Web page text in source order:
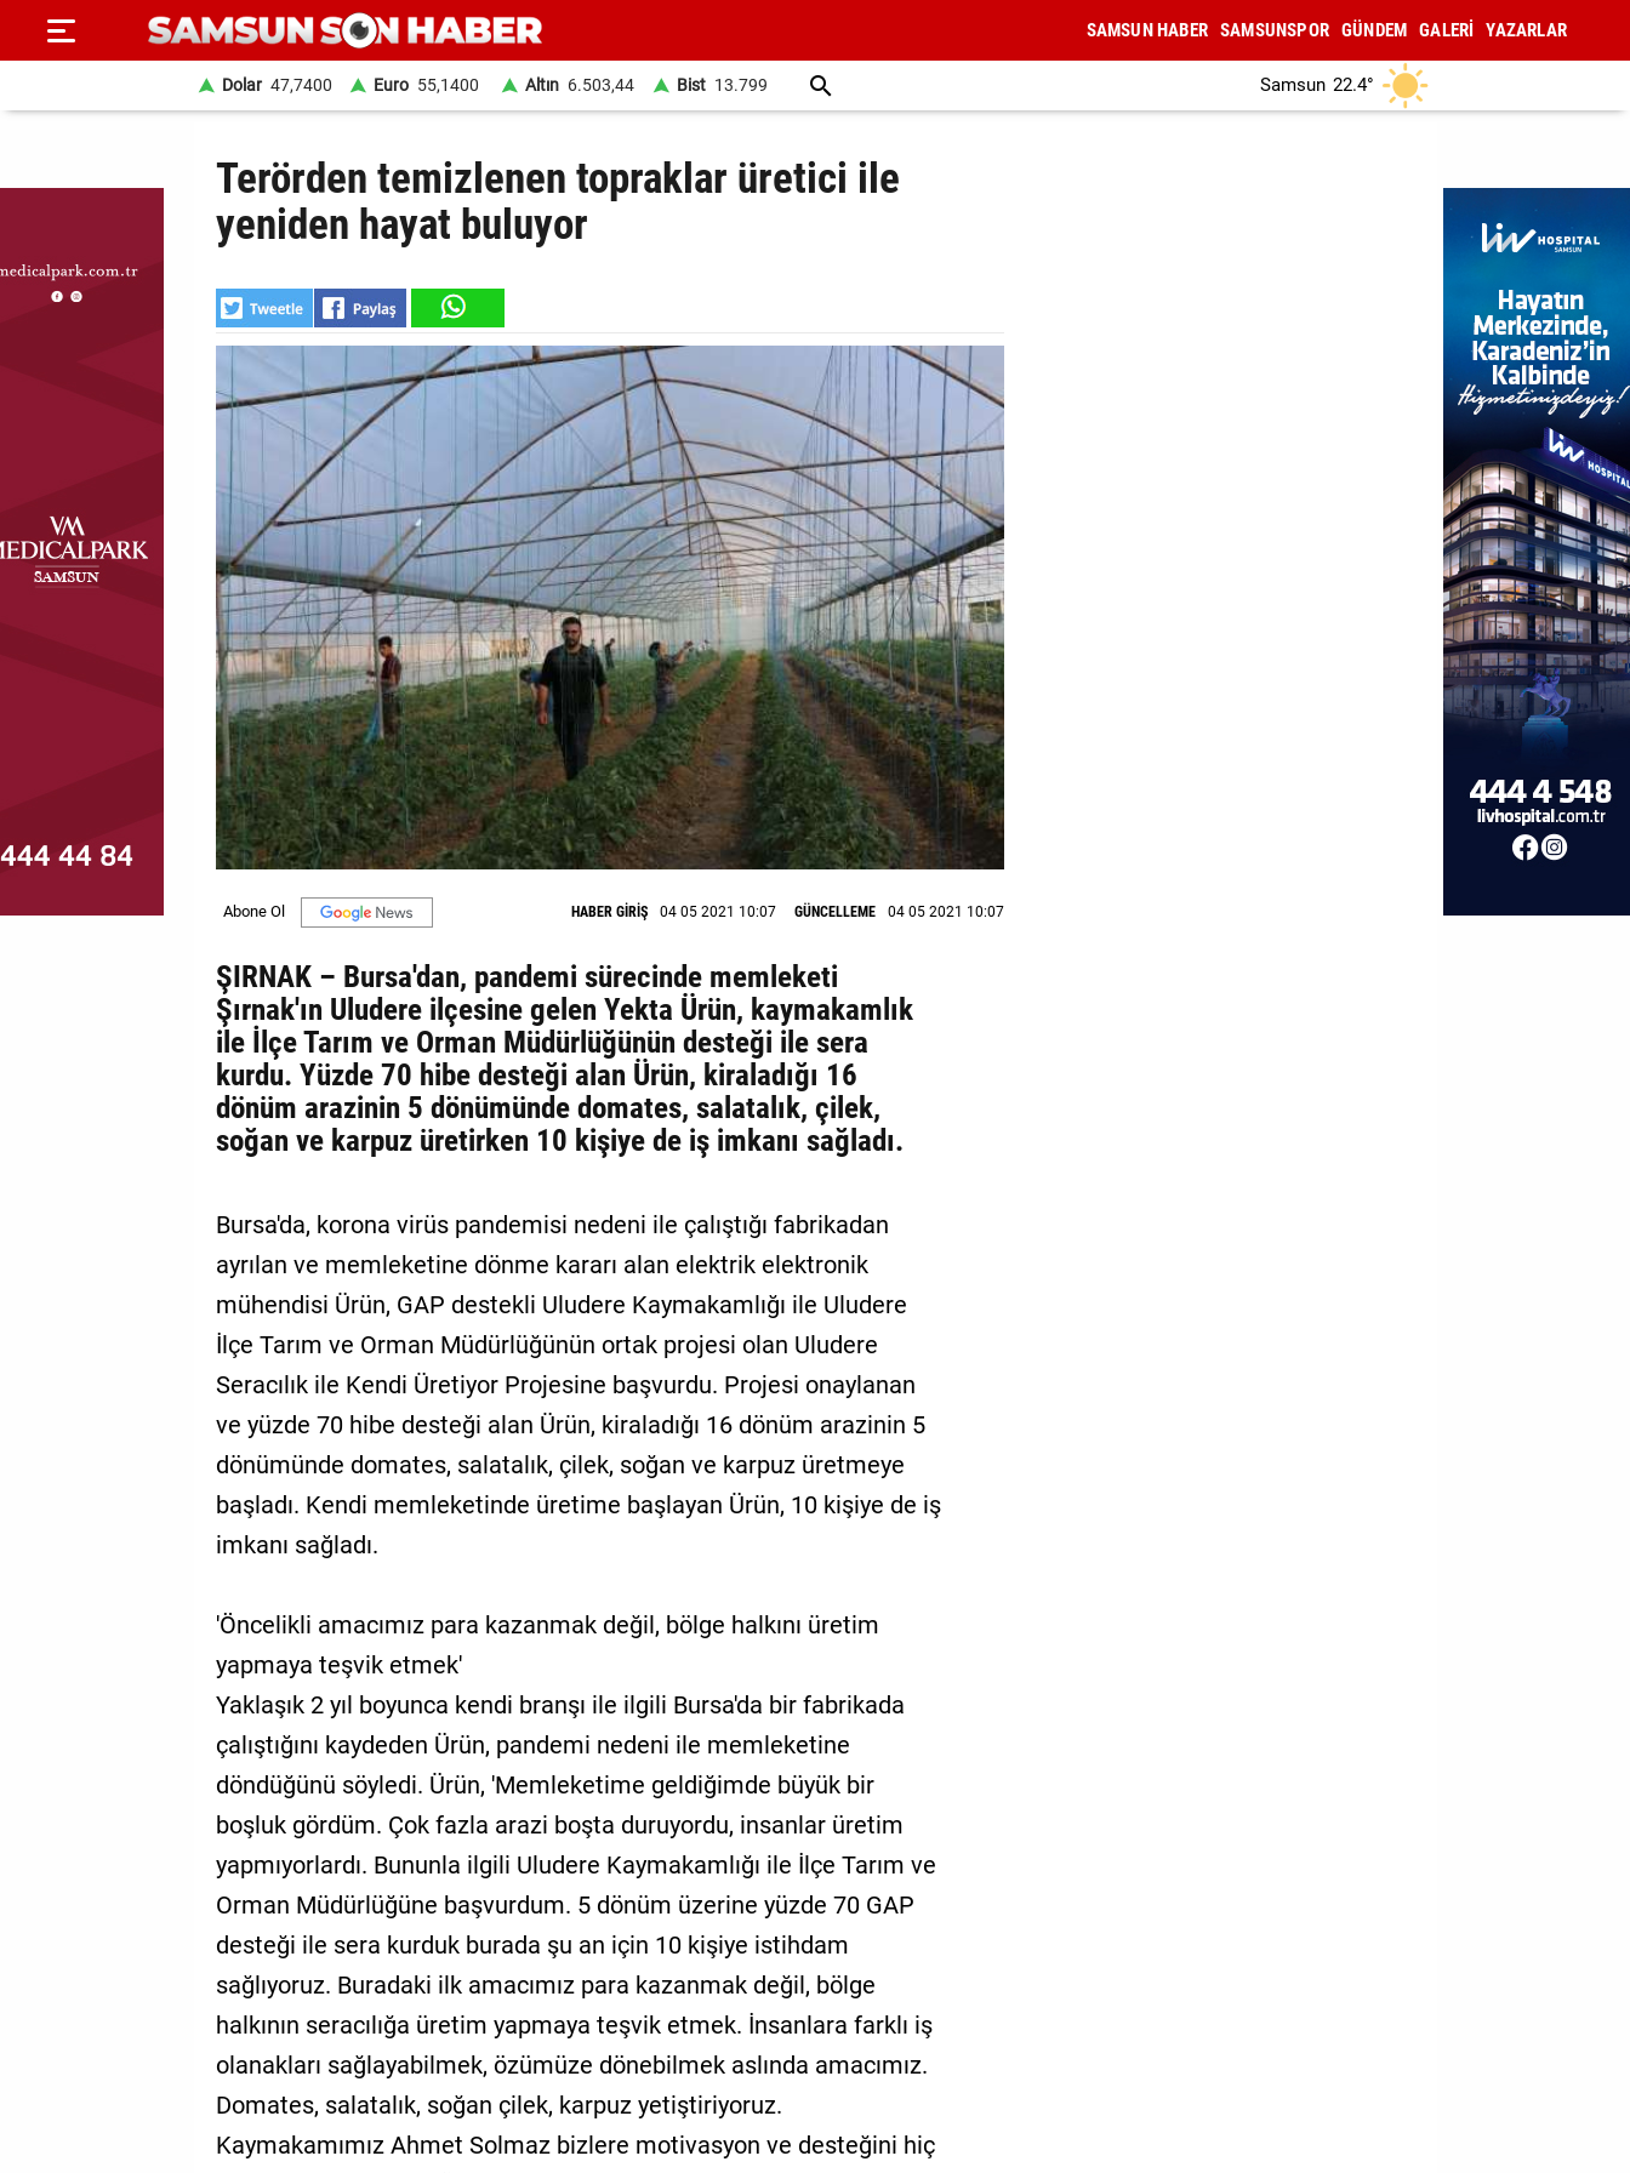
SAYFA
HABER
DÜNYA
MAGAZİN
Künye
İletişim
SAMSUN HABER SAMSUNSPOR GÜNDEM GALERİ YAZARLAR
Dolar 47,7400 Euro 55,1400 Altın 6.503,44 Bist 13.799 Samsun 22.4°
Terörden temizlenen topraklar üretici ile
yeniden hayat buluyor
HABER GİRİŞ 04 05 2021 10:07 GÜNCELLEME 04 05 2021 10:07
ŞIRNAK – Bursa'dan, pandemi sürecinde memleketi
Şırnak'ın Uludere ilçesine gelen Yekta Ürün, kaymakamlık
ile İlçe Tarım ve Orman Müdürlüğünün desteği ile sera
kurdu. Yüzde 70 hibe desteği alan Ürün, kiraladığı 16
dönüm arazinin 5 dönümünde domates, salatalık, çilek,
soğan ve karpuz üretirken 10 kişiye de iş imkanı sağladı.
Bursa'da, korona virüs pandemisi nedeni ile çalıştığı fabrikadan
ayrılan ve memleketine dönme kararı alan elektrik elektronik
mühendisi Ürün, GAP destekli Uludere Kaymakamlığı ile Uludere
İlçe Tarım ve Orman Müdürlüğünün ortak projesi olan Uludere
Seracılık ile Kendi Üretiyor Projesine başvurdu. Projesi onaylanan
ve yüzde 70 hibe desteği alan Ürün, kiraladığı 16 dönüm arazinin 5
dönümünde domates, salatalık, çilek, soğan ve karpuz üretmeye
başladı. Kendi memleketinde üretime başlayan Ürün, 10 kişiye de iş
imkanı sağladı.
'Öncelikli amacımız para kazanmak değil, bölge halkını üretim
yapmaya teşvik etmek'
Yaklaşık 2 yıl boyunca kendi branşı ile ilgili Bursa'da bir fabrikada
çalıştığını kaydeden Ürün, pandemi nedeni ile memleketine
döndüğünü söyledi. Ürün, 'Memleketime geldiğimde büyük bir
boşluk gördüm. Çok fazla arazi boşta duruyordu, insanlar üretim
yapmıyorlardı. Bununla ilgili Uludere Kaymakamlığı ile İlçe Tarım ve
Orman Müdürlüğüne başvurdum. 5 dönüm üzerine yüzde 70 GAP
desteği ile sera kurduk burada şu an için 10 kişiye istihdam
sağlıyoruz. Buradaki ilk amacımız para kazanmak değil, bölge
halkının seracılığa üretim yapmaya teşvik etmek. İnsanlara farklı iş
olanakları sağlayabilmek, özümüze dönebilmek aslında amacımız.
Domates, salatalık, soğan çilek, karpuz yetiştiriyoruz.
Kaymakamımız Ahmet Solmaz bizlere motivasyon ve desteğini hiç